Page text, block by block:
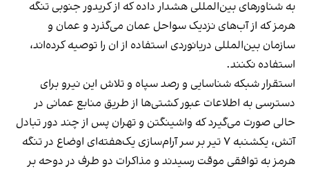
به شناورهای بین‌المللی هشدار داده که از کریدور جنوبی تنگه
هرمز که از آب‌های نزدیک سواحل عمان می‌گذرد و عمان و
سازمان بین‌المللی دریانوردی استفاده از ان را توصیه کرده‌اند،
استفاده نکنند.
استقرار شبکه شناسایی و رصد سپاه و تلاش این نیرو برای
دسترسی به اطلاعات عبور کشتی‌ها از طریق منابع عمانی در
حالی صورت می‌گیرد که واشینگتن و تهران پس از چند دور تبادل
آتش، یکشنبه ۷ تیر بر سر آرام‌سازی یک‌هفته‌ای اوضاع در تنگه
هرمز به توافقی موقت رسیدند و مذاکرات دو طرف در دوحه بر